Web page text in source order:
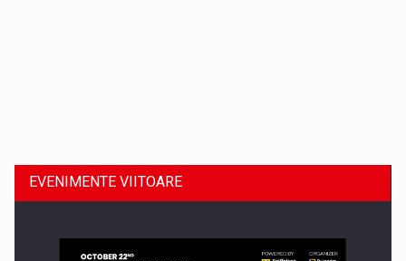
EVENIMENTE VIITOARE